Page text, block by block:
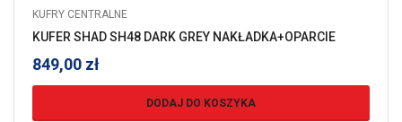
KUFRY CENTRALNE
KUFER SHAD SH48 DARK GREY NAKŁADKA+OPARCIE
849,00 zł
DODAJ DO KOSZYKA